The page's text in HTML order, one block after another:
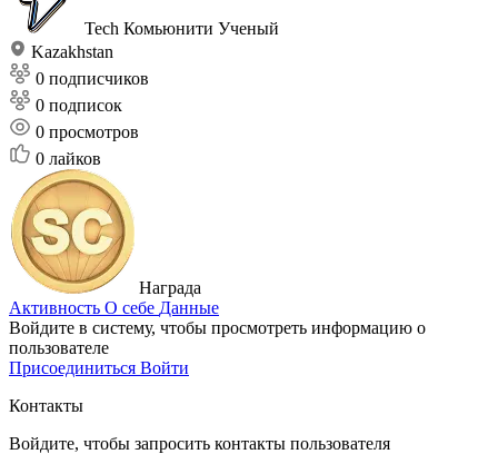
Tech Комьюнити Ученый
Kazakhstan
0 подписчиков
0 подписок
0 просмотров
0 лайков
Награда
Активность О себе Данные
Войдите в систему, чтобы просмотреть информацию о
пользователе
Присоединиться Войти
Контакты
Войдите, чтобы запросить контакты пользователя